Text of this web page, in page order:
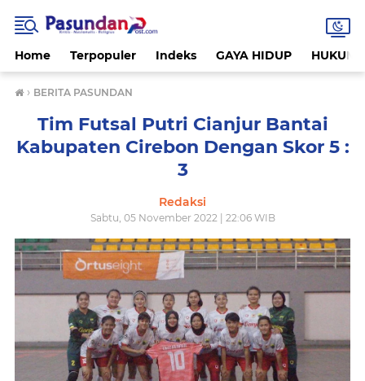
Home Terpopuler Indeks GAYA HIDUP HUKUM
› BERITA PASUNDAN
Tim Futsal Putri Cianjur Bantai
Kabupaten Cirebon Dengan Skor 5 :
3
Redaksi
Sabtu, 05 November 2022 | 22:06 WIB